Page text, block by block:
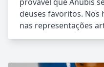
deuses favoritos.
nas representações